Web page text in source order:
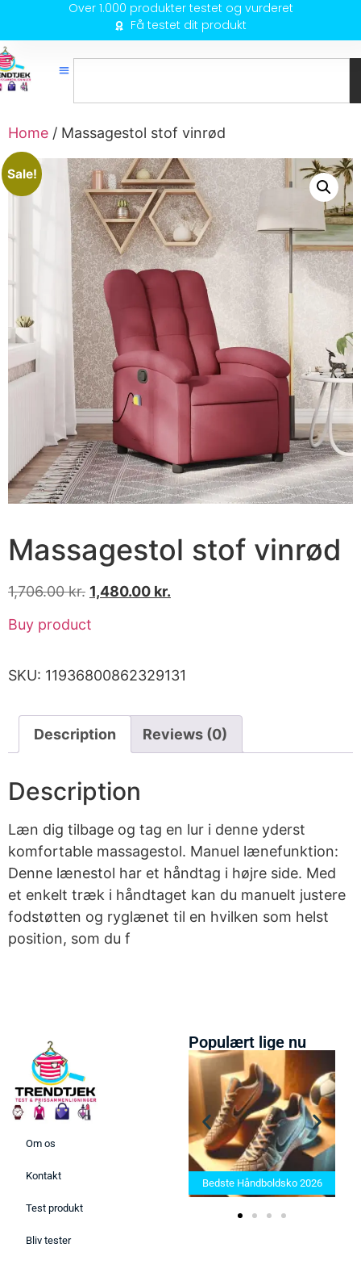
Over 1.000 produkter testet og vurderet
Få testet dit produkt
Home / Massagestol stof vinrød
Sale!
Massagestol stof vinrød
1,706.00kr. 1,480.00 kr.
Buy product
SKU: 11936800862329131
Description Reviews (0)
Description
Læn dig tilbage og tag en lur i denne yderst
komfortable massagestol. Manuel lænefunktion:
Denne lænestol har et håndtag i højre side. Med
et enkelt træk i håndtaget kan du manuelt justere
fodstøtten og ryglænet til en hvilken som helst
position, som du f
Om os
Kontakt
Test produkt
Bliv tester
Populært lige nu
Bedste Saunatæppe 2025 –
Find de bedste produkter her!
Bedste Håndboldsko 2026